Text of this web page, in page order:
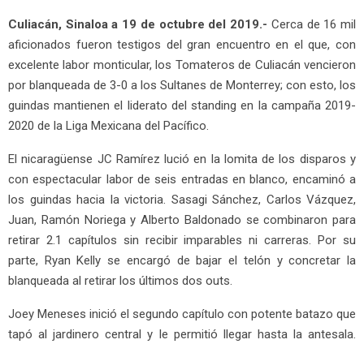
Culiacán, Sinaloa a 19 de octubre del 2019.- Cerca de 16 mil
aficionados fueron testigos del gran encuentro en el que, con
excelente labor monticular, los Tomateros de Culiacán vencieron
por blanqueada de 3-0 a los Sultanes de Monterrey; con esto, los
guindas mantienen el liderato del standing en la campaña 2019-
2020 de la Liga Mexicana del Pacífico.
El nicaragüense JC Ramírez lució en la lomita de los disparos y
con espectacular labor de seis entradas en blanco, encaminó a
los guindas hacia la victoria. Sasagi Sánchez, Carlos Vázquez,
Juan, Ramón Noriega y Alberto Baldonado se combinaron para
retirar 2.1 capítulos sin recibir imparables ni carreras. Por su
parte, Ryan Kelly se encargó de bajar el telón y concretar la
blanqueada al retirar los últimos dos outs.
Joey Meneses inició el segundo capítulo con potente batazo que
tapó al jardinero central y le permitió llegar hasta la antesala.